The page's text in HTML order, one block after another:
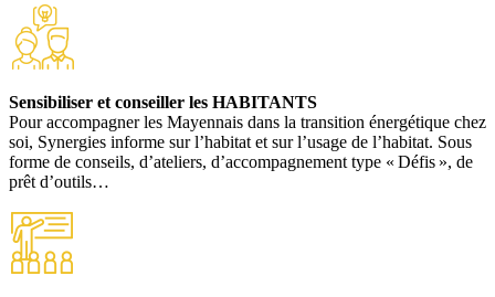
Sensibiliser et conseiller les HABITANTS
Pour accompagner les Mayennais dans la transition énergétique chez
soi, Synergies informe sur l’habitat et sur l’usage de l’habitat. Sous
forme de conseils, d’ateliers, d’accompagnement type « Défis », de
prêt d’outils…